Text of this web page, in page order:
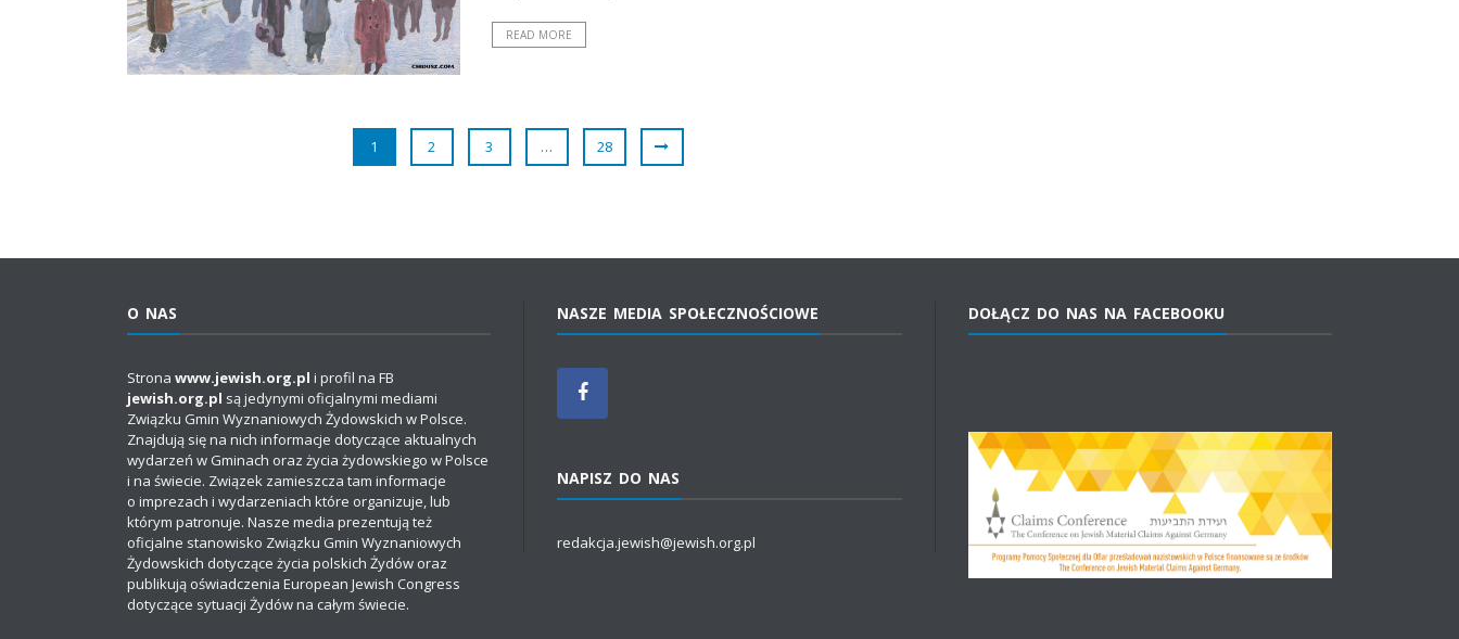
READ MORE
1 2 3 … 28
O NAS
Strona www.jewish.org.pl i profil na FB
jewish.org.pl są jedynymi oficjalnymi mediami
Związku Gmin Wyznaniowych Żydowskich w Polsce.
Znajdują się na nich informacje dotyczące aktualnych
wydarzeń w Gminach oraz życia żydowskiego w Polsce
i na świecie. Związek zamieszcza tam informacje
o imprezach i wydarzeniach które organizuje, lub
którym patronuje. Nasze media prezentują też
oficjalne stanowisko Związku Gmin Wyznaniowych
Żydowskich dotyczące życia polskich Żydów oraz
publikują oświadczenia European Jewish Congress
dotyczące sytuacji Żydów na całym świecie.
NASZE MEDIA SPOŁECZNOŚCIOWE
NAPISZ DO NAS
redakcja.jewish@jewish.org.pl
DOŁĄCZ DO NAS NA FACEBOOKU